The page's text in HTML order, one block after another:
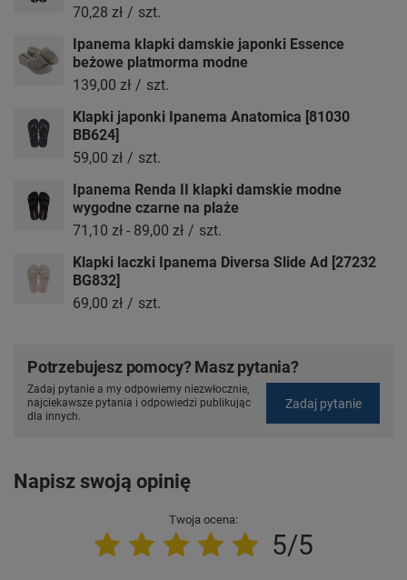
70,28 zł / szt.
Ipanema klapki damskie japonki Essence
beżowe platmorma modne
139,00 zł / szt.
Klapki japonki Ipanema Anatomica [81030
BB624]
59,00 zł / szt.
Ipanema Renda II klapki damskie modne
wygodne czarne na plaże
71,10 zł - 89,00 zł / szt.
Klapki laczki Ipanema Diversa Slide Ad [27232
BG832]
69,00 zł / szt.
Potrzebujesz pomocy? Masz pytania?
Zadaj pytanie a my odpowiemy niezwłocznie,
najciekawsze pytania i odpowiedzi publikując
dla innych.
Zadaj pytanie
Napisz swoją opinię
Twoja ocena:
5/5